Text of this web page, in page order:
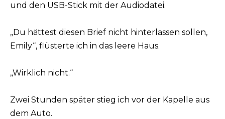
und den USB-Stick mit der Audiodatei.
„Du hättest diesen Brief nicht hinterlassen sollen,
Emily“, flüsterte ich in das leere Haus.
„Wirklich nicht.“
Zwei Stunden später stieg ich vor der Kapelle aus
dem Auto.